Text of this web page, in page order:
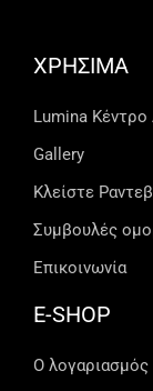
ΧΡΗΣΙΜΑ
Lumina Kέντρο
Gallery
Κλείστε
Συμβουλές
Επικοινωνία
E-SHOP
Ο